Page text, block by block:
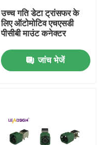
उच्च गति डेटा ट्रांसफर के
लिए ऑटोमोटिव एचएसडी
पीसीबी माउंट कनेक्टर
जांच भेजें